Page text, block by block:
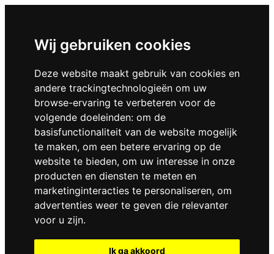
Wij gebruiken cookies
Deze website maakt gebruik van cookies en
andere trackingtechnologieën om uw
browse-ervaring te verbeteren voor de
volgende doeleinden: om de
basisfunctionaliteit van de website mogelijk
te maken, om een betere ervaring op de
website te bieden, om uw interesse in onze
producten en diensten te meten en
marketinginteracties te personaliseren, om
advertenties weer te geven die relevanter
voor u zijn.
Ik ga akkoord